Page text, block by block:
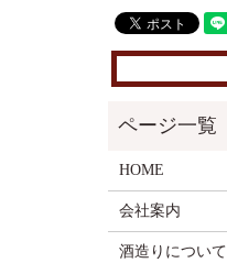
HOME
会社案内
酒造りについて